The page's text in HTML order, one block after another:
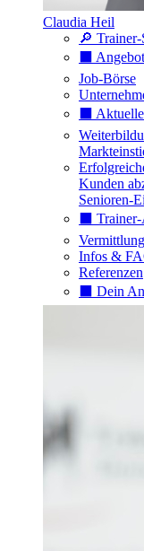
Claudia Heil
🔎 Trainer-
⬛️
Job-Börse
⬛️
Kunden
Senioren-
⬛️
Infos &
Referenzen
⬛️ Dein